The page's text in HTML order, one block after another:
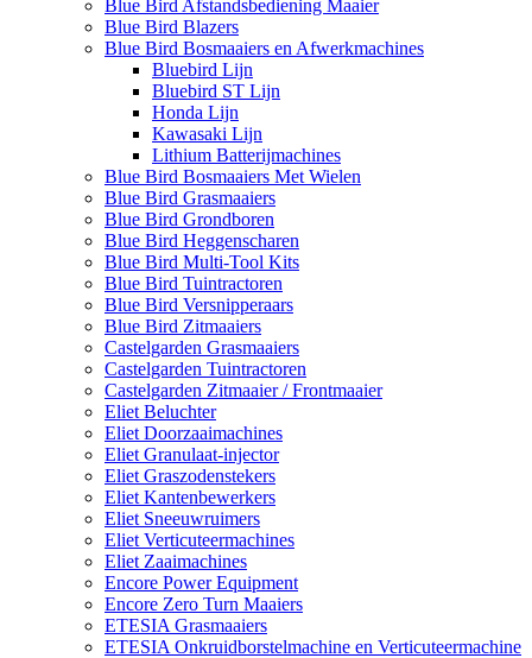
Blue Bird Afstandsbediening Maaier
Blue Bird Blazers
Blue Bird Bosmaaiers en Afwerkmachines
Bluebird Lijn
Bluebird ST Lijn
Honda Lijn
Kawasaki Lijn
Lithium Batterijmachines
Blue Bird Bosmaaiers Met Wielen
Blue Bird Grasmaaiers
Blue Bird Grondboren
Blue Bird Heggenscharen
Blue Bird Multi-Tool Kits
Blue Bird Tuintractoren
Blue Bird Versnipperaars
Blue Bird Zitmaaiers
Castelgarden Grasmaaiers
Castelgarden Tuintractoren
Castelgarden Zitmaaier / Frontmaaier
Eliet Beluchter
Eliet Doorzaaimachines
Eliet Granulaat-injector
Eliet Graszodenstekers
Eliet Kantenbewerkers
Eliet Sneeuwruimers
Eliet Verticuteermachines
Eliet Zaaimachines
Encore Power Equipment
Encore Zero Turn Maaiers
ETESIA Grasmaaiers
ETESIA Onkruidborstelmachine en Verticuteermachine